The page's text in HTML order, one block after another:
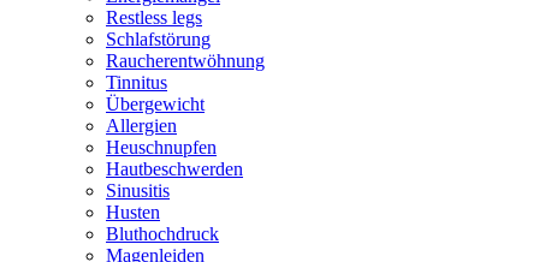
Restless legs
Schlafstörung
Raucherentwöhnung
Tinnitus
Übergewicht
Allergien
Heuschnupfen
Hautbeschwerden
Sinusitis
Husten
Bluthochdruck
Magenleiden